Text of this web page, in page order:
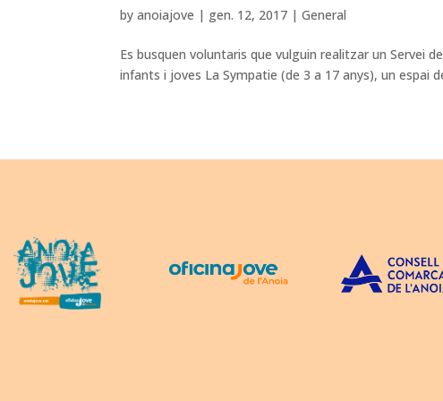
byanoiajove | gen. 12, 2017 |General
Es busquen voluntaris que vulguin realitzar un Servei
infants i joves La Sympatie (de 3 a 17 anys), un espai